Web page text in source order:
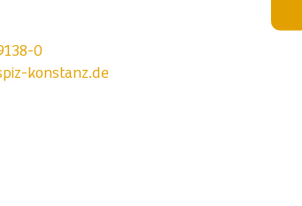
0
konstanz.de